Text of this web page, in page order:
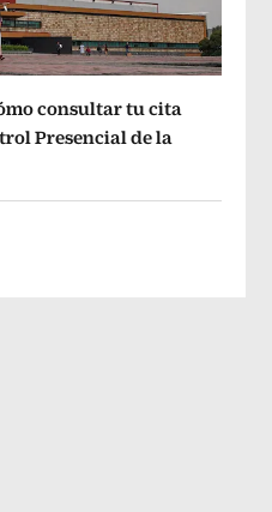
consultar tu cita
Presencial de la